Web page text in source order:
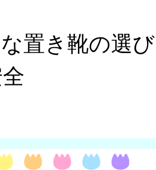
置き靴の選び